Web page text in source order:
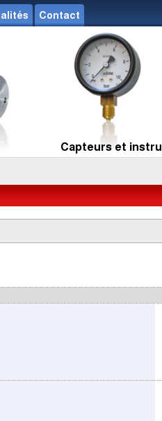
Contact
Capteurs et